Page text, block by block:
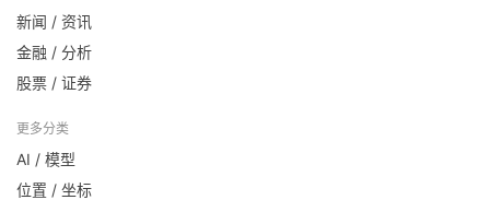
新闻 / 资讯
金融 / 分析
股票 / 证券
更多分类
AI / 模型
位置 / 坐标